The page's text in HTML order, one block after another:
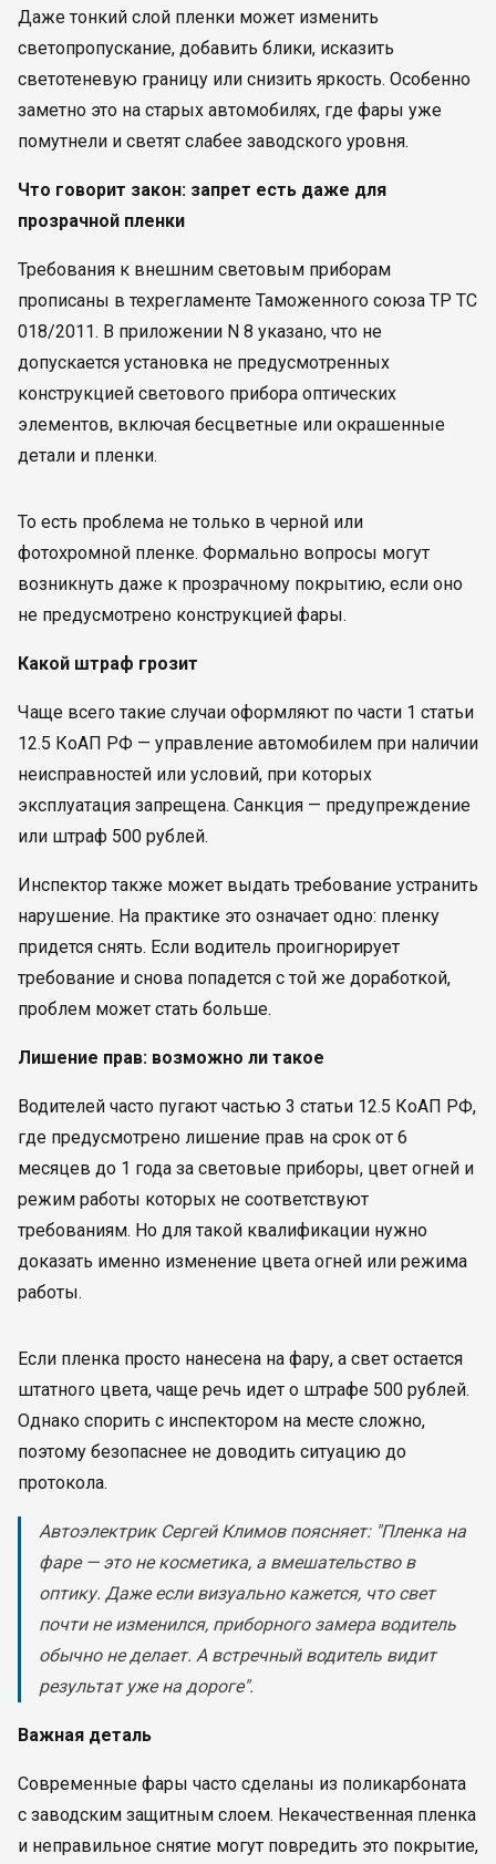
Даже тонкий слой пленки может изменить
светопропускание, добавить блики, исказить
светотеневую границу или снизить яркость. Особенно
заметно это на старых автомобилях, где фары уже
помутнели и светят слабее заводского уровня.
Что говорит закон: запрет есть даже для
прозрачной пленки
Требования к внешним световым приборам
прописаны в техрегламенте Таможенного союза ТР ТС
018/2011. В приложении N 8 указано, что не
допускается установка не предусмотренных
конструкцией светового прибора оптических
элементов, включая бесцветные или окрашенные
детали и пленки.
То есть проблема не только в черной или
фотохромной пленке. Формально вопросы могут
возникнуть даже к прозрачному покрытию, если оно
не предусмотрено конструкцией фары.
Какой штраф грозит
Чаще всего такие случаи оформляют по части 1 статьи
12.5 КоАП РФ — управление автомобилем при наличии
неисправностей или условий, при которых
эксплуатация запрещена. Санкция — предупреждение
или штраф 500 рублей.
Инспектор также может выдать требование устранить
нарушение. На практике это означает одно: пленку
придется снять. Если водитель проигнорирует
требование и снова попадется с той же доработкой,
проблем может стать больше.
Лишение прав: возможно ли такое
Водителей часто пугают частью 3 статьи 12.5 КоАП РФ,
где предусмотрено лишение прав на срок от 6
месяцев до 1 года за световые приборы, цвет огней и
режим работы которых не соответствуют
требованиям. Но для такой квалификации нужно
доказать именно изменение цвета огней или режима
работы.
Если пленка просто нанесена на фару, а свет остается
штатного цвета, чаще речь идет о штрафе 500 рублей.
Однако спорить с инспектором на месте сложно,
поэтому безопаснее не доводить ситуацию до
протокола.
Автоэлектрик Сергей Климов поясняет: "Пленка на
фаре — это не косметика, а вмешательство в
оптику. Даже если визуально кажется, что свет
почти не изменился, приборного замера водитель
обычно не делает. А встречный водитель видит
результат уже на дороге".
Важная деталь
Современные фары часто сделаны из поликарбоната
с заводским защитным слоем. Некачественная пленка
и неправильное снятие могут повредить это покрытие,